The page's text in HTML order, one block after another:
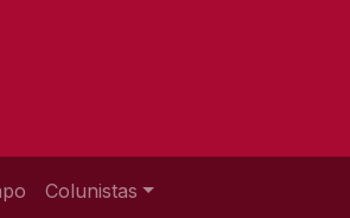
Colunistas